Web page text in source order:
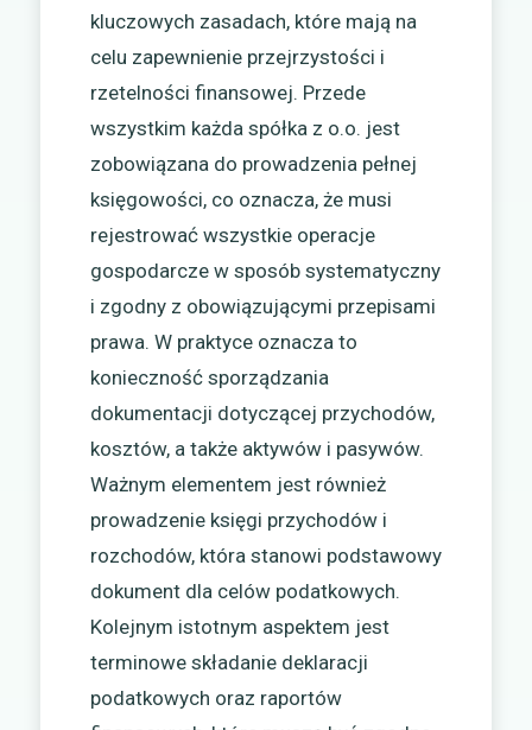
kluczowych zasadach, które mają na
celu zapewnienie przejrzystości i
rzetelności finansowej. Przede
wszystkim każda spółka z o.o. jest
zobowiązana do prowadzenia pełnej
księgowości, co oznacza, że musi
rejestrować wszystkie operacje
gospodarcze w sposób systematyczny
i zgodny z obowiązującymi przepisami
prawa. W praktyce oznacza to
konieczność sporządzania
dokumentacji dotyczącej przychodów,
kosztów, a także aktywów i pasywów.
Ważnym elementem jest również
prowadzenie księgi przychodów i
rozchodów, która stanowi podstawowy
dokument dla celów podatkowych.
Kolejnym istotnym aspektem jest
terminowe składanie deklaracji
podatkowych oraz raportów